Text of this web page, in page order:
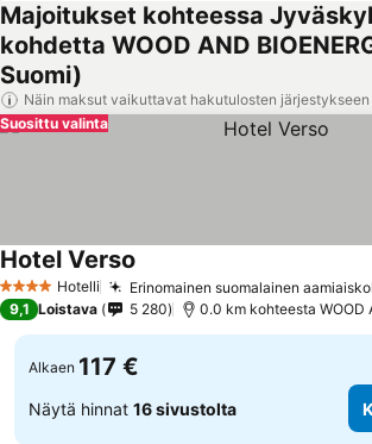
Majoitukset kohteessa
kohdetta WOOD AND
Suomi)
Näin maksut vaikuttavat hakutulosten järjestykseen
Suosittu valinta
4 Tähtiluokitus
Hotelli Erinomainen suomalainen
Hotel Verso
9,1 Loistava 5 280 0.0 km kohteesta WOOD
Alkaen 117 €
Näytä hinnat 16 sivustolta